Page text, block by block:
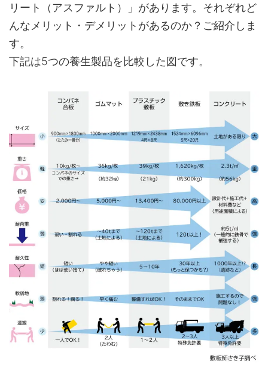
リート（アスファルト）」があります。それぞれど
んなメリット・デメリットがあるのか？ご紹介しま
す。
下記は5つの養生製品を比較した図です。